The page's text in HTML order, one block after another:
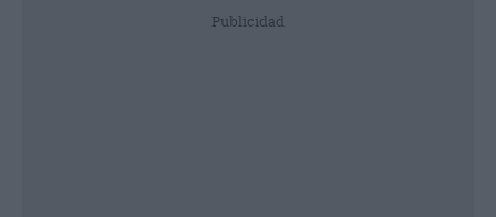
Publicidad